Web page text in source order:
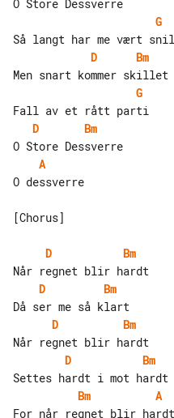
G
D
Bm
G
D
Bm
A
O dessverre
[Chorus]
D
Bm
D
Bm
D
Bm
D
Bm
Bm
A